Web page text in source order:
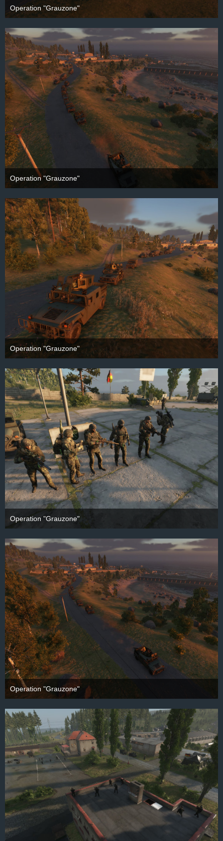
Operation "Grauzone"
28. September 2025
Operation "Grauzone"
28. September 2025
Operation "Grauzone"
28. September 2025
Operation "Grauzone"
28. September 2025
Operation "Grauzone"
28. September 2025